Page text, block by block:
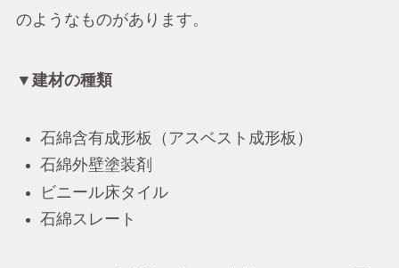
のようなものがあります。
▼建材の種類
石綿含有成形板（アスベスト成形板）
石綿外壁塗装剤
ビニール床タイル
石綿スレート